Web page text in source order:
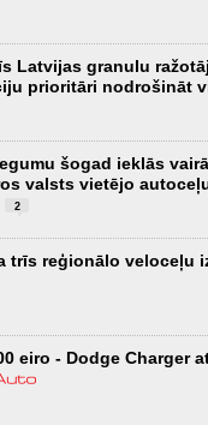
Latvijas granulu
prioritāri nodrošināt
šogad ieklās
valsts vietējo
2
trīs reģionālo veloceļu
eiro - Dodge Charger